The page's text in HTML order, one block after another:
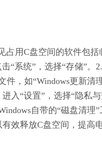
占用C盘空间的软件包
“系统”，选择“存储”
件，如“Windows更新清
入“设置”，选择“隐私
自带的“磁盘清理
效释放C盘空间，提高